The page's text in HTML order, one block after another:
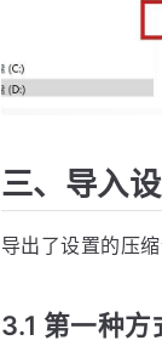
三、导入
导出了设置的压
3.1 第一种方